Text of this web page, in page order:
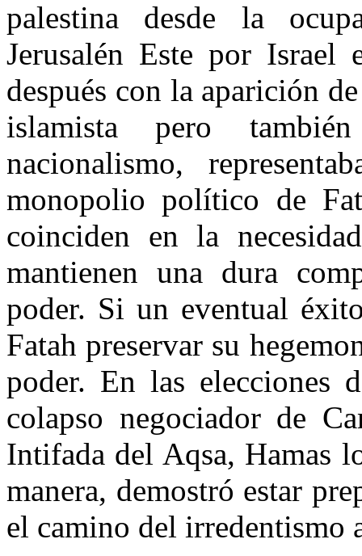
palestina desde la
Jerusalén Este por Israel
después con la aparición
islamista pero
nacionalismo,
monopolio político de
coinciden en la
mantienen una dura
poder. Si un eventual
Fatah preservar su
poder. En las elecciones
colapso negociador de
Intifada del Aqsa, Hamas
manera, demostró estar
el camino del irredentismo